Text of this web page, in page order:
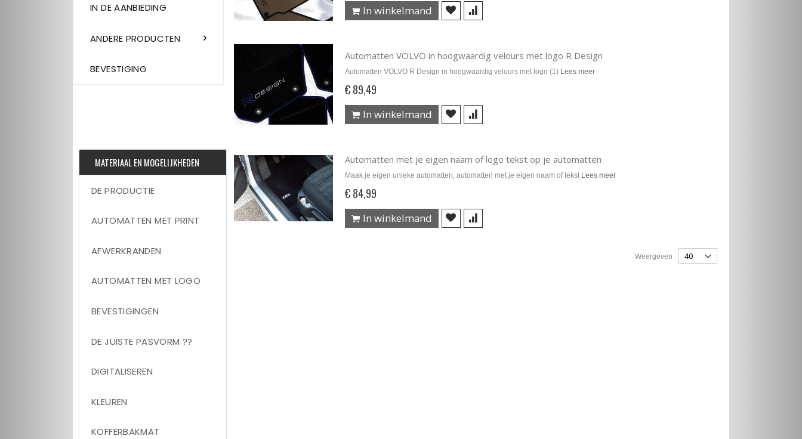
IN DE AANBIEDING
ANDERE PRODUCTEN
BEVESTIGING
In winkelmand
Automatten VOLVO in hoogwaardig velours met logo R Design
Automatten VOLVO R Design in hoogwaardig velours met logo (1) Lees meer
€ 89,49
In winkelmand
Automatten met je eigen naam of logo tekst op je automatten
Maak je eigen unieke automatten, automatten met je eigen naam of tekst Lees meer
€ 84,99
In winkelmand
Weergeven
MATERIAAL EN MOGELIJKHEDEN
DE PRODUCTIE
AUTOMATTEN MET PRINT
AFWERKRANDEN
AUTOMATTEN MET LOGO
BEVESTIGINGEN
DE JUISTE PASVORM ??
DIGITALISEREN
KLEUREN
KOFFERBAKMAT